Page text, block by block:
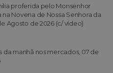
proferida pelo Monsenhor
Novena de Nossa Senhora da
Agosto de 2026 (c/ vídeo)
da manhã nos mercados, 07 de